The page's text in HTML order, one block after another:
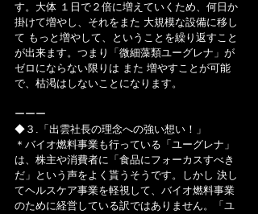
す。大体 １日で２倍に増えていくため、何日か
掛けて増やし、それをまた 大規模な設備に移し
て もっと増やして、ということを繰り返すこと
が出来ます。つまり「微細藻類ユーグレナ」が
ゼロにならない限りは また 増やすことが可能
で、枯渇はしないことになります。
ーーー
◆３.「出雲社長の理念への強い想い！」
＊バイオ燃料事業も行っている「ユーグレナ」
は、株主や消費者に「食品にフォーカスすべき
だ」という声をよく貰うそうです。しかし 決し
てヘルスケア事業を軽視して、バイオ燃料事業
のために経営している訳ではありません。「ユ